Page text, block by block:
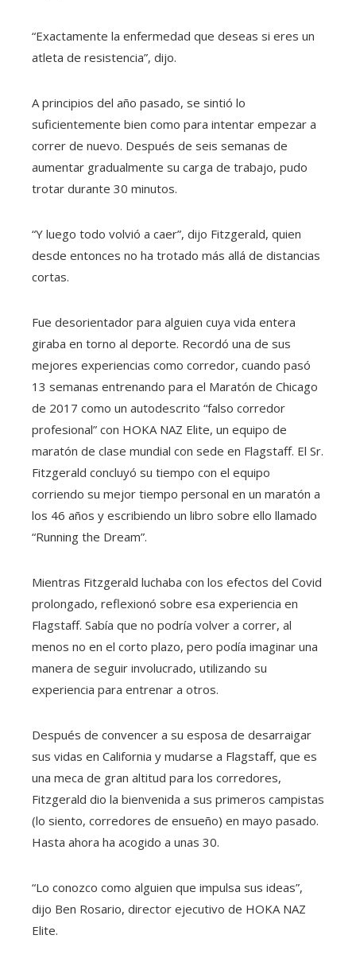
“Exactamente la enfermedad que deseas si eres un
atleta de resistencia”, dijo.
A principios del año pasado, se sintió lo
suficientemente bien como para intentar empezar a
correr de nuevo. Después de seis semanas de
aumentar gradualmente su carga de trabajo, pudo
trotar durante 30 minutos.
“Y luego todo volvió a caer”, dijo Fitzgerald, quien
desde entonces no ha trotado más allá de distancias
cortas.
Fue desorientador para alguien cuya vida entera
giraba en torno al deporte. Recordó una de sus
mejores experiencias como corredor, cuando pasó
13 semanas entrenando para el Maratón de Chicago
de 2017 como un autodescrito “falso corredor
profesional” con HOKA NAZ Elite, un equipo de
maratón de clase mundial con sede en Flagstaff. El Sr.
Fitzgerald concluyó su tiempo con el equipo
corriendo su mejor tiempo personal en un maratón a
los 46 años y escribiendo un libro sobre ello llamado
“Running the Dream”.
Mientras Fitzgerald luchaba con los efectos del Covid
prolongado, reflexionó sobre esa experiencia en
Flagstaff. Sabía que no podría volver a correr, al
menos no en el corto plazo, pero podía imaginar una
manera de seguir involucrado, utilizando su
experiencia para entrenar a otros.
Después de convencer a su esposa de desarraigar
sus vidas en California y mudarse a Flagstaff, que es
una meca de gran altitud para los corredores,
Fitzgerald dio la bienvenida a sus primeros campistas
(lo siento, corredores de ensueño) en mayo pasado.
Hasta ahora ha acogido a unas 30.
“Lo conozco como alguien que impulsa sus ideas”,
dijo Ben Rosario, director ejecutivo de HOKA NAZ
Elite.